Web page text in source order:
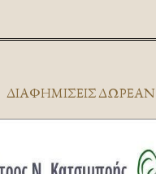
ΔΙΑΦΗΜΊΣΕΙΣ ΔΩΡΕΆΝ